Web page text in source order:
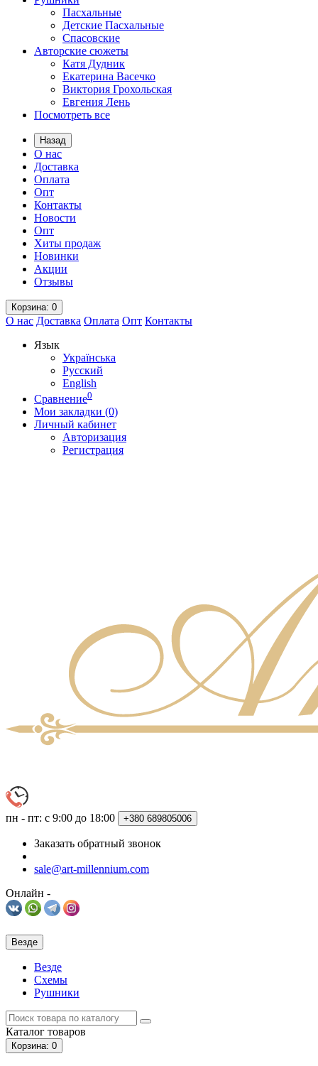
Пасхальные
Детские Пасхальные
Спасовские
Авторские сюжеты
Катя Дудник
Екатерина Васечко
Виктория Грохольская
Евгения Лень
Посмотреть все
Назад
О нас
Доставка
Оплата
Опт
Контакты
Новости
Опт
Хиты продаж
Новинки
Акции
Отзывы
Корзина: 0
О нас Доставка Оплата Опт Контакты
Язык
Українська
Русский
English
Сравнение0
Мои закладки (0)
Личный кабинет
Авторизация
Регистрация
пн - пт: с 9:00 до 18:00 +380 689805006
Заказать обратный звонок
sale@art-millennium.com
Онлайн -
Везде
Везде
Схемы
Рушники
Каталог товаров
Корзина: 0